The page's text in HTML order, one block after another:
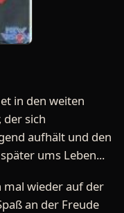
in den weiten
der sich
aufhält und den
ums Leben...
wieder auf der
an der Freude